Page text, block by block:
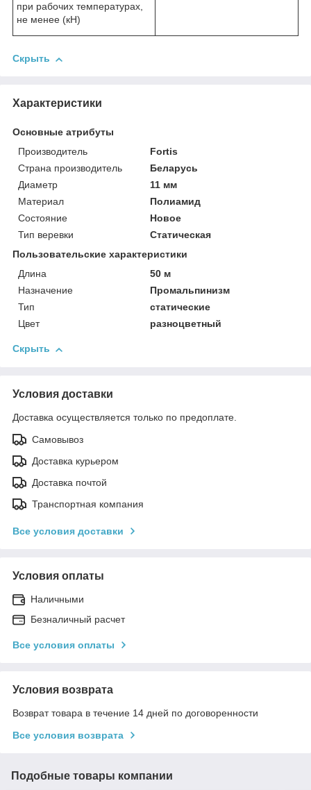
при рабочих температурах,
не менее (кН)
Скрыть
Характеристики
Основные атрибуты
Производитель
Fortis
Страна производитель
Беларусь
Диаметр
11 мм
Материал
Полиамид
Состояние
Новое
Тип веревки
Статическая
Пользовательские характеристики
Длина
50 м
Назначение
Промальпинизм
Тип
статические
Цвет
разноцветный
Скрыть
Условия доставки
Доставка осуществляется только по предоплате.
Самовывоз
Доставка курьером
Доставка почтой
Транспортная компания
Все условия доставки
Условия оплаты
Наличными
Безналичный расчет
Все условия оплаты
Условия возврата
Возврат товара в течение 14 дней по договоренности
Все условия возврата
Подобные товары компании